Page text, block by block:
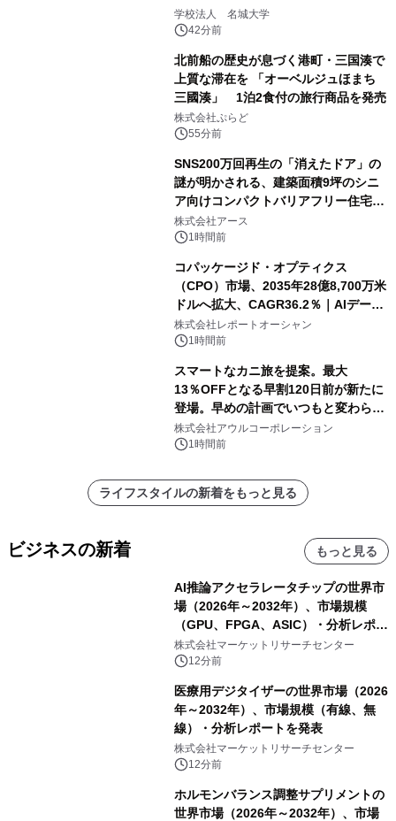
学校法人 名城大学
42分前
北前船の歴史が息づく港町・三国湊で
上質な滞在を 「オーベルジュほまち
三國湊」 1泊2食付の旅行商品を発売
株式会社ぷらど
55分前
SNS200万回再生の「消えたドア」の
謎が明かされる、建築面積9坪のシニ
ア向けコンパクトバリアフリー住宅が
誕生
株式会社アース
1時間前
コパッケージド・オプティクス
（CPO）市場、2035年28億8,700万米
ドルへ拡大、CAGR36.2％｜AIデータ
センター・高速光通信需要が成長を加
速
株式会社レポートオーシャン
1時間前
スマートなカニ旅を提案。最大
13％OFFとなる早割120日前が新たに
登場。早めの計画でいつもと変わらぬ
大人の冬旅を。ー夕日ヶ浦温泉「佳松
苑 別邸ふうか」ー
株式会社アウルコーポレーション
1時間前
ライフスタイルの新着をもっと見る
ビジネスの新着 もっと見る
AI推論アクセラレータチップの世界市
場（2026年～2032年）、市場規模
（GPU、FPGA、ASIC）・分析レポー
トを発表
株式会社マーケットリサーチセンター
12分前
医療用デジタイザーの世界市場（2026
年～2032年）、市場規模（有線、無
線）・分析レポートを発表
株式会社マーケットリサーチセンター
12分前
ホルモンバランス調整サプリメントの
世界市場（2026年～2032年）、市場